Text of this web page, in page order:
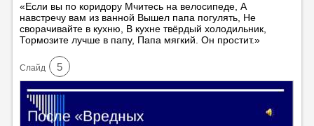
«Если вы по коридору Мчитесь на велосипеде, А
навстречу вам из ванной Вышел папа погулять, Не
сворачивайте в кухню, В кухне твёрдый холодильник,
Тормозите лучше в папу, Папа мягкий. Он простит.»
Cлайд 5